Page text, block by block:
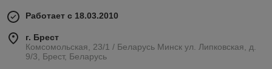
Работает с 18.03.2010
г. Брест
Комсомольская, 23/1 / Беларусь Минск ул. Липковская, д.
9/3, Брест, Беларусь